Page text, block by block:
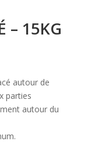
– 15KG
autour de
parties
autour du